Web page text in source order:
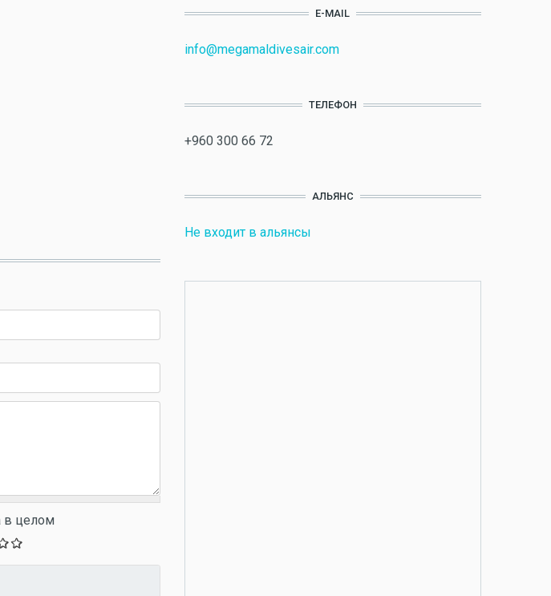
в целом
E-MAIL
info@megamaldivesair.com
ТЕЛЕФОН
+960 300 66 72
АЛЬЯНС
Не входит в альянсы